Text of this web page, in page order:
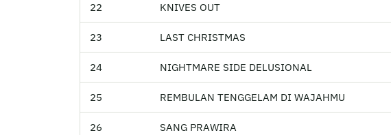
22 KNIVES OUT
23 LAST CHRISTMAS
24 NIGHTMARE SIDE DELUSIONAL
25 REMBULAN TENGGELAM DI WAJAHMU
26 SANG PRAWIRA